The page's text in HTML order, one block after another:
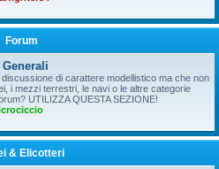
Forum
di carattere modellistico ma che non
i mezzi terrestri, le navi o le altre categorie
UTILIZZA QUESTA SEZIONE!
& Elicotteri